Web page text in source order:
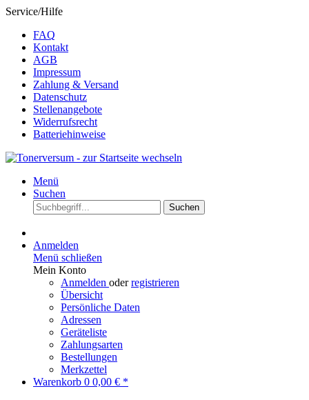
Service/Hilfe
FAQ
Kontakt
AGB
Impressum
Zahlung & Versand
Datenschutz
Stellenangebote
Widerrufsrecht
Batteriehinweise
Menü
Suchen
Suchen
Anmelden
Menü schließen
Mein Konto
Anmelden oderregistrieren
Übersicht
Persönliche Daten
Adressen
Geräteliste
Zahlungsarten
Bestellungen
Merkzettel
Warenkorb 0 0,00 € *